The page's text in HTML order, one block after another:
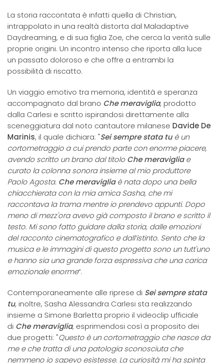
La storia raccontata è infatti quella di Christian,
intrappolato in una realtà distorta dal Maladaptive
Daydreaming, e di sua figlia Zoe, che cerca la verità sulle
proprie origini. Un incontro intenso che riporta alla luce
un passato doloroso e che offre a entrambi la
possibilità di riscatto.
Un viaggio emotivo tra memoria, identità e speranza
accompagnato dal brano Che meraviglia, prodotto
dalla Carlesi e scritto ispirandosi direttamente alla
sceneggiatura dal noto cantautore milanese Davide De
Marinis, il quale dichiara: "Sei sempre stata tu è un
cortometraggio a cui prendo parte con enorme piacere,
avendo scritto un brano dal titolo Che meravigliae
curato la colonna sonora insieme al mio produttore
Paolo Agosta. Che meravigliaè nata dopo una bella
chiacchierata con la mia amica Sasha, che mi
raccontava la trama mentre io prendevo appunti. Dopo
meno di mezz'ora avevo già composto il brano e scritto il
testo. Mi sono fatto guidare dalla storia, dalle emozioni
del racconto cinematografico e dall‘istinto. Sento che la
musica e le immagini di questo progetto sono un tutt'uno
e hanno sia una grande forza espressiva che una carica
emozionale enorme“.
Contemporaneamente alle riprese di Sei sempre stata
tu, inoltre, Sasha Alessandra Carlesi sta realizzando
insieme a Simone Barletta proprio il videoclip ufficiale
di Che meraviglia, esprimendosi così a proposito dei
due progetti: "Questo èun cortometraggio che nasce da
me e che tratta di una patologia sconosciuta che
nemmeno io sapevo esistesse. La curiosità mi ha spinta